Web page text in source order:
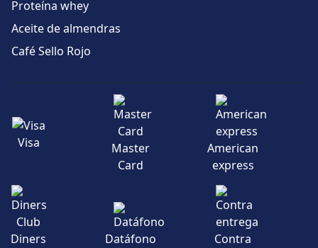
Proteína whey
Aceite de almendras
Café Sello Rojo
Visa
Master
Card
American
express
Diners Datáfono Contra